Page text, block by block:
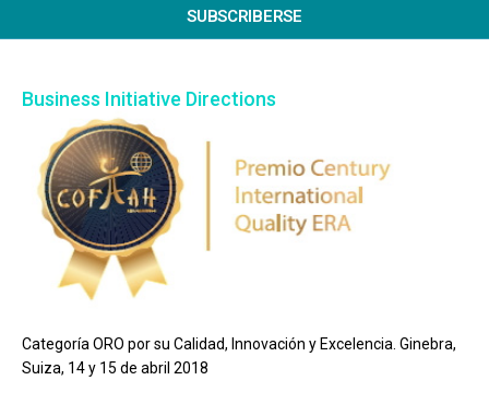
SUBSCRIBERSE
Business Initiative Directions
Categoría ORO por su Calidad, Innovación y Excelencia. Ginebra,
Suiza, 14 y 15 de abril 2018